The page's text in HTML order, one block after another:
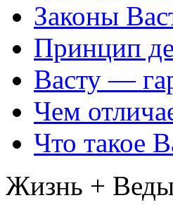
Законы
Принцип
Васту —
Чем
Что такое
Жизнь +